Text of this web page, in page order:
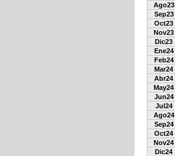
Ago23
Sep23
Oct23
Nov23
Dic23
Ene24
Feb24
Mar24
Abr24
May24
Jun24
Jul24
Ago24
Sep24
Oct24
Nov24
Dic24